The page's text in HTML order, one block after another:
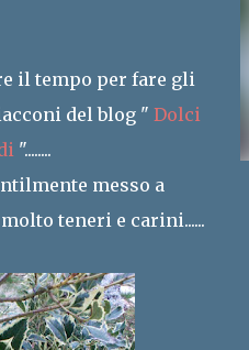
il tempo per fare gli
del blog " Dolci
"........
messo a
teneri e carini......